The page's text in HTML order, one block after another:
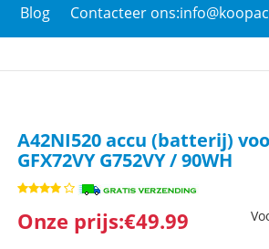
Blog Contacteer
A42NI520 accu (batterij)
GFX72VY G752VY / 90WH
Onze prijs:€49.99